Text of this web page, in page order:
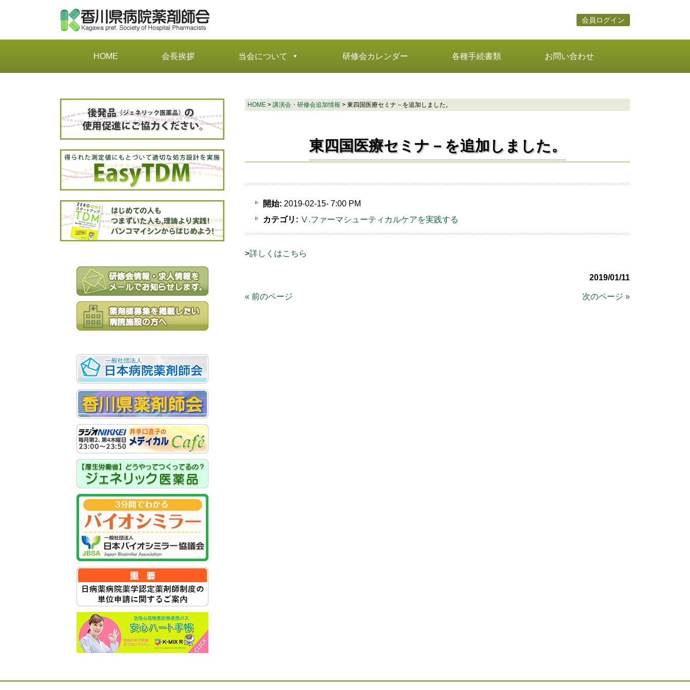
会員ログイン
HOME 会長挨拶 当会について 研修会カレンダー 各種手続書類 お問い合わせ
HOME > 講演会・研修会追加情報 > 東四国医療セミナ－を追加しました。
東四国医療セミナ－を追加しました。
開始: 2019-02-15- 7:00 PM
カテゴリ: Ⅴ.ファーマシューティカルケアを実践する
>詳しくはこちら
2019/01/11
« 前のページ 次のページ »